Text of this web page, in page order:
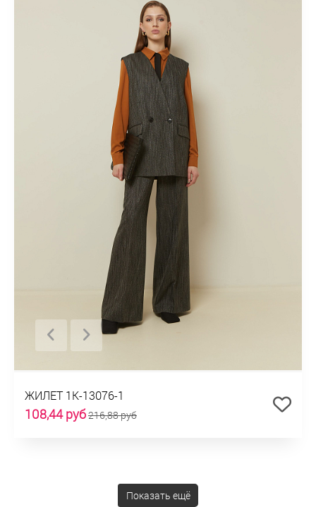
ЖИЛЕТ 1К-13076-1
108,44 руб216,88 руб
Показать ещё